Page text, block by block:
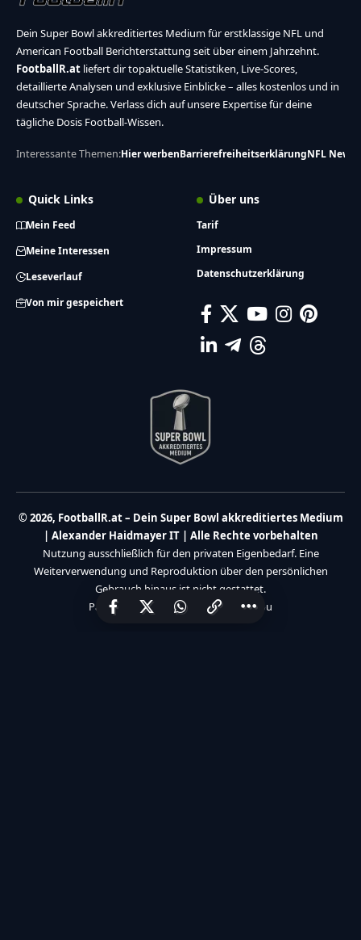
Dein Super Bowl akkreditiertes Medium für erstklassige NFL und
American Football Berichterstattung seit über einem Jahrzehnt.
FootballR.at liefert dir topaktuelle Statistiken, Live-Scores,
detaillierte Analysen und exklusive Einblicke – alles kostenlos und in
deutscher Sprache. Verlass dich auf unsere Expertise für deine
tägliche Dosis Football-Wissen.
Interessante Themen:Hier werbenBarrierefreiheitserklärungNFL News
Quick Links
Mein Feed
Meine Interessen
Leseverlauf
Von mir gespeichert
Über uns
Tarif
Impressum
Datenschutzerklärung
© 2026, FootballR.at – Dein Super Bowl akkreditiertes Medium
| Alexander Haidmayer IT | Alle Rechte vorbehalten
Nutzung ausschließlich für den privaten Eigenbedarf. Eine
Weiterverwendung und Reproduktion über den persönlichen
Gebrauch hinaus ist nicht gestattet.
Partner:
Haidmayer IT We Care 4 You